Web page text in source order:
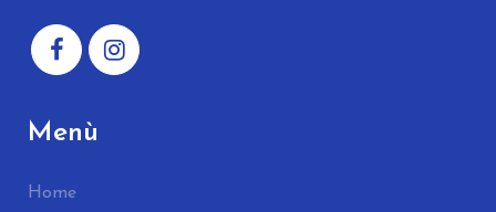
Menù
Home